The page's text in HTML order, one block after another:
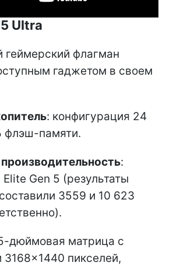
Ultra
флагман
гаджетом в своем
: конфигурация 24
флэш-памяти.
:
Gen 5 (результаты
3559 и 10 623
дюймовая матрица с
пикселей,